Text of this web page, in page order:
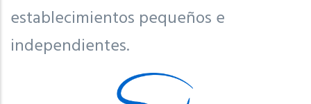
establecimientos pequeños e
independientes.